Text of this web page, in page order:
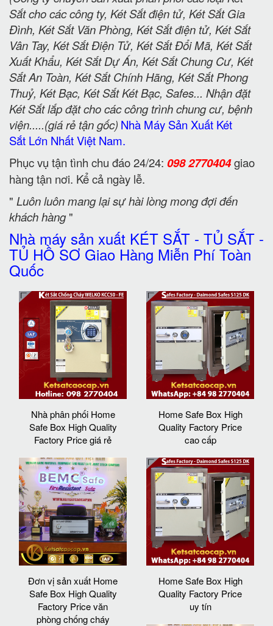
Sắt cho các công ty, Két Sắt điện tử, Két Sắt Gia
Đình, Két Sắt Văn Phòng, Két Sắt điện tử, Két Sắt
Vân Tay, Két Sắt Điện Tử, Két Sắt Đổi Mã, Két Sắt
Xuất Khẩu, Két Sắt Dự Án, Két Sắt Chung Cư, Két
Sắt An Toàn, Két Sắt Chính Hãng, Két Sắt Phong
Thuỷ, Két Bạc, Két Sắt Két Bạc, Safes... Nhận đặt
Két Sắt lắp đặt cho các công trình chung cư, bệnh
viện.....(giá rẻ tận gốc) Nhà Máy Sản Xuất Két
Sắt Lớn Nhất Việt Nam.
Phục vụ tận tình chu đáo 24/24: 098 2770404giao
hàng tận nơi. Kể cả ngày lễ.
" Luôn luôn mang lại sự hài lòng mong đợi đến
khách hàng"
Nhà máy sản xuất KÉT SẮT - TỦ SẮT -
TỦ HỒ SƠ Giao Hàng Miễn Phí Toàn
Quốc
Nhà phân phối Home
Safe Box High Quality
Factory Price giá rẻ
Home Safe Box High
Quality Factory Price
cao cấp
Đơn vị sản xuất Home
Safe Box High Quality
Factory Price văn
phòng chống cháy
Home Safe Box High
Quality Factory Price
uy tín